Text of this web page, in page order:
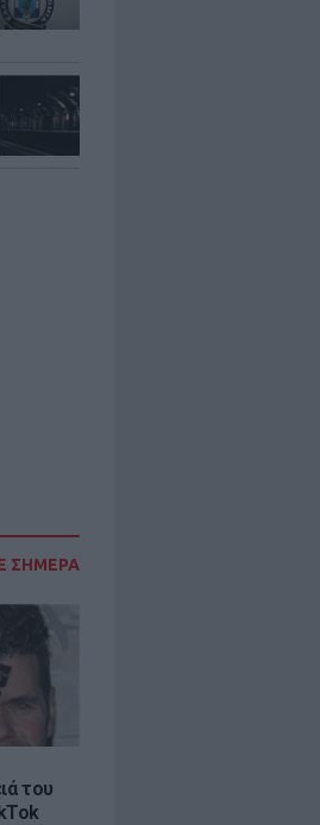
ΣΗΜΕΡΑ
του